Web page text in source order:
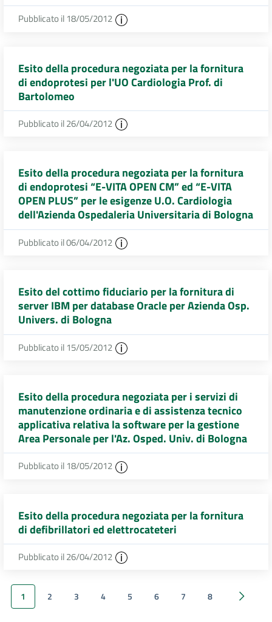
Pubblicato il 18/05/2012
Esito della procedura negoziata per la fornitura
di endoprotesi per l'UO Cardiologia Prof. di
Bartolomeo
Pubblicato il 26/04/2012
Esito della procedura negoziata per la fornitura
di endoprotesi “E-VITA OPEN CM” ed “E-VITA
OPEN PLUS” per le esigenze U.O. Cardiologia
dell'Azienda Ospedaleria Universitaria di Bologna
Pubblicato il 06/04/2012
Esito del cottimo fiduciario per la fornitura di
server IBM per database Oracle per Azienda Osp.
Univers. di Bologna
Pubblicato il 15/05/2012
Esito della procedura negoziata per i servizi di
manutenzione ordinaria e di assistenza tecnico
applicativa relativa la software per la gestione
Area Personale per l'Az. Osped. Univ. di Bologna
Pubblicato il 18/05/2012
Esito della procedura negoziata per la fornitura
di defibrillatori ed elettrocateteri
Pubblicato il 26/04/2012
1 2 3 4 5 6 7 8